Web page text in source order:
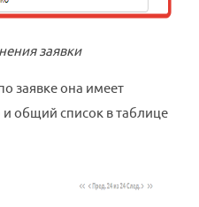
заявки
заявке она имеет
общий список в таблице